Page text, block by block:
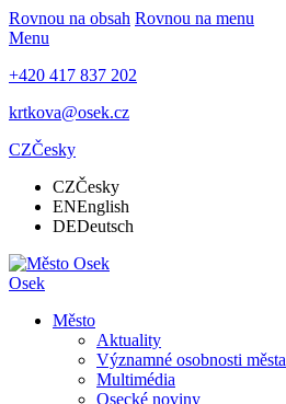
Rovnou na obsah Rovnou na menu
Menu
+420 417 837 202
krtkova@osek.cz
CZČesky
CZČesky
ENEnglish
DEDeutsch
Osek
Město
Aktuality
Významné osobnosti města
Multimédia
Osecké noviny